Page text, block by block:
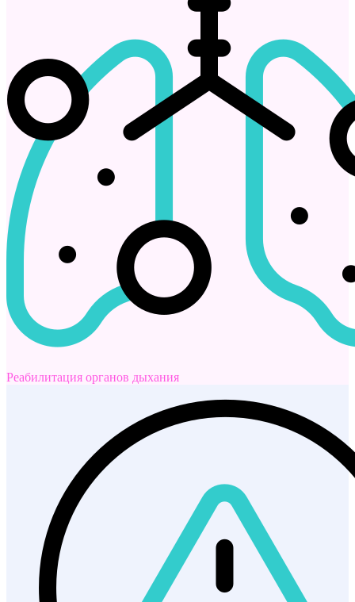
Реабилитация органов дыхания